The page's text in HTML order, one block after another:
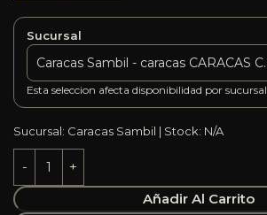
Sucursal
Esta seleccion afecta disponibilidad por sucursal.
Sucursal: Caracas Sambil | Stock: N/A
Añadir Al Carrito